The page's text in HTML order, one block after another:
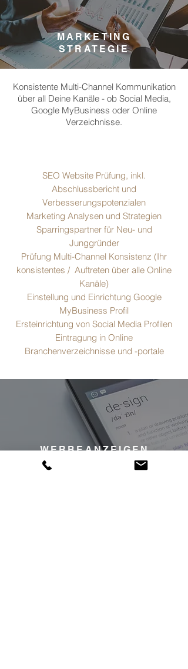
MARKETING
STRATEGIE
Konsistente Multi-Channel Kommunikation
über all Deine Kanäle - ob Social Media,
Google MyBusiness oder Online
Verzeichnisse.
SEO Website Prüfung, inkl.
Abschlussbericht und
Verbesserungspotenzialen
Marketing Analysen und Strategien
Sparringspartner für Neu- und
Junggründer
Prüfung Multi-Channel Konsistenz (Ihr
konsistentes / Auftreten über alle Online
Kanäle)
Einstellung und Einrichtung Google
MyBusiness Profil
Ersteinrichtung von Social Media Profilen
Eintragung in Online
Branchenverzeichnisse und -portale
WERBEANZEIGEN
ON- & OFFLINE